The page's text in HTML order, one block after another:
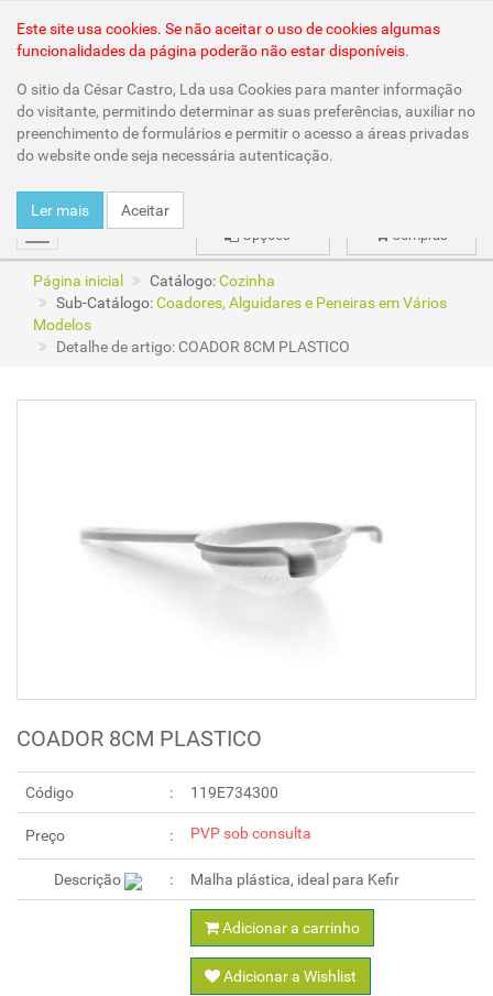
mudar Compras
Opções
Este site usa cookies. Se não aceitar o uso de cookies algumas
funcionalidades da página poderão não estar disponíveis.
O sitio da César Castro, Lda usa Cookies para manter informação
do visitante, permitindo determinar as suas preferências, auxiliar no
preenchimento de formulários e permitir o acesso a áreas privadas
do website onde seja necessária autenticação.
Ler mais Aceitar
Página inicial Catálogo:Cozinha
Sub-Catálogo:Coadores, Alguidares e Peneiras em Vários
Modelos
Detalhe de artigo: COADOR 8CM PLASTICO
COADOR 8CM PLASTICO
Código 119E734300
Preço PVP sob consulta
Descrição
Adicionar a carrinho
Adicionar a Wishlist